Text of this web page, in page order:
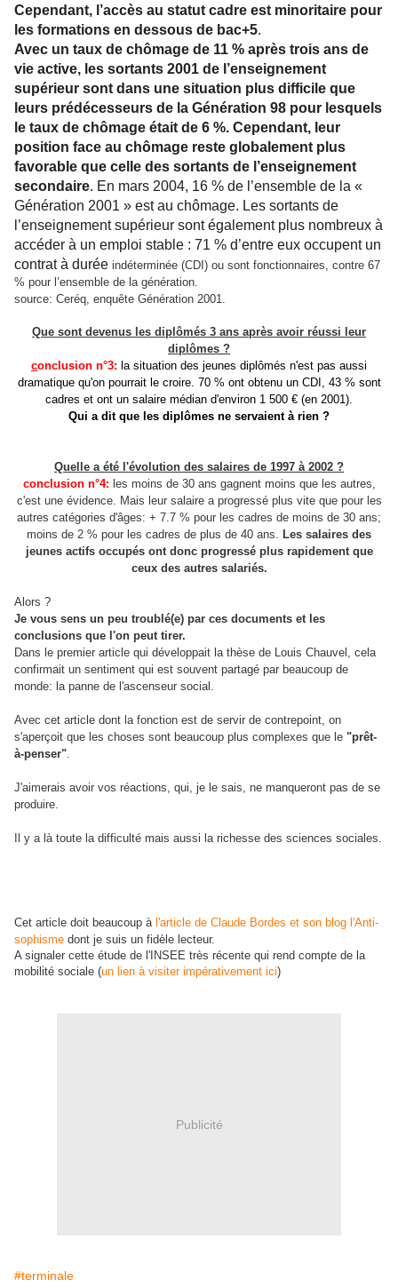
Cependant, l’accès au statut cadre est minoritaire pour
les formations en dessous de bac+5.
Avec un taux de chômage de 11 % après trois ans de
vie active, les sortants 2001 de l’enseignement
supérieur sont dans une situation plus difficile que
leurs prédécesseurs de la Génération 98 pour lesquels
le taux de chômage était de 6 %. Cependant, leur
position face au chômage reste globalement plus
favorable que celle des sortants de l’enseignement
secondaire. En mars 2004, 16 % de l’ensemble de la «
Génération 2001 » est au chômage. Les sortants de
l’enseignement supérieur sont également plus nombreux à
accéder à un emploi stable : 71 % d’entre eux occupent un
contrat à durée indéterminée (CDI) ou sont fonctionnaires, contre 67
% pour l’ensemble de la génération.
source: Ceréq, enquête Génération 2001.
Que sont devenus les diplômés 3 ans après avoir réussi leur
diplômes ?
conclusion n°3: la situation des jeunes diplômés n'est pas aussi
dramatique qu'on pourrait le croire. 70 % ont obtenu un CDI, 43 % sont
cadres et ont un salaire médian d'environ 1 500 € (en 2001).
Qui a dit que les diplômes ne servaient à rien ?
Quelle a été l'évolution des salaires de 1997 à 2002 ?
conclusion n°4: les moins de 30 ans gagnent moins que les autres,
c'est une évidence. Mais leur salaire a progressé plus vite que pour les
autres catégories d'âges: + 7.7 % pour les cadres de moins de 30 ans;
moins de 2 % pour les cadres de plus de 40 ans. Les salaires des
jeunes actifs occupés ont donc progressé plus rapidement que
ceux des autres salariés.
Alors ?
Je vous sens un peu troublé(e) par ces documents et les
conclusions que l'on peut tirer.
Dans le premier article qui développait la thèse de Louis Chauvel, cela
confirmait un sentiment qui est souvent partagé par beaucoup de
monde: la panne de l'ascenseur social.
Avec cet article dont la fonction est de servir de contrepoint, on
s'aperçoit que les choses sont beaucoup plus complexes que le "prêt-
à-penser".
J'aimerais avoir vos réactions, qui, je le sais, ne manqueront pas de se
produire.
Il y a là toute la difficulté mais aussi la richesse des sciences sociales.
Cet article doit beaucoup à l'article de Claude Bordes et son blog l'Anti-
sophisme dont je suis un fidèle lecteur.
A signaler cette étude de l'INSEE très récente qui rend compte de la
mobilité sociale (un lien à visiter impérativement ici)
Publicité
#terminale